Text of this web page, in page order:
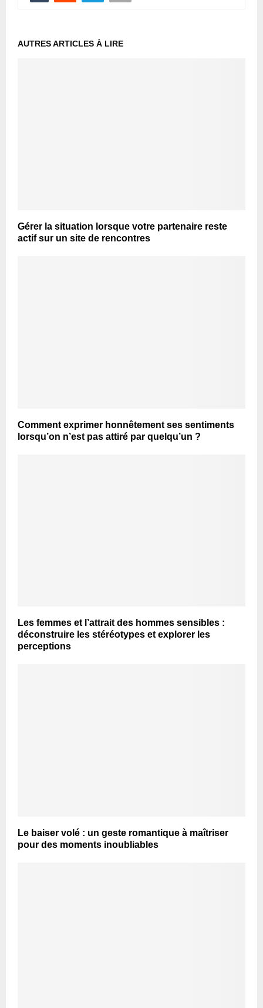
AUTRES ARTICLES À LIRE
Gérer la situation lorsque votre partenaire reste
actif sur un site de rencontres
Comment exprimer honnêtement ses sentiments
lorsqu’on n’est pas attiré par quelqu’un ?
Les femmes et l’attrait des hommes sensibles :
déconstruire les stéréotypes et explorer les
perceptions
Le baiser volé : un geste romantique à maîtriser
pour des moments inoubliables